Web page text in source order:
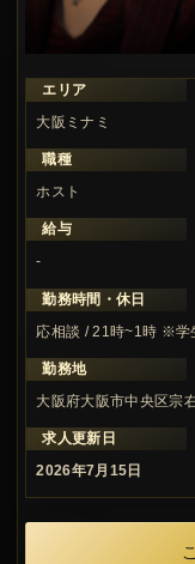
エリア
大阪ミナミ
職種
ホスト
給与
-
勤務時間・休日
応相談 / 21時~1時 ※学
勤務地
大阪府大阪市中央区宗
求人更新日
2026年7月15日